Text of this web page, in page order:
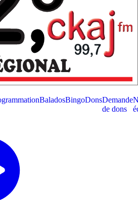
BaladosBingoDonsDemande
de dons